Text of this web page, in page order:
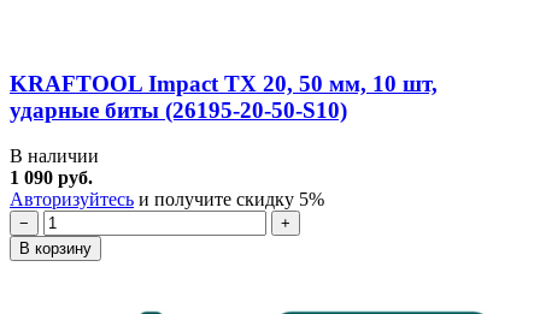
KRAFTOOL Impact TX 20, 50 мм, 10 шт,
ударные биты (26195-20-50-S10)
В наличии
1 090 руб.
Авторизуйтесь и получите скидку 5%
−
+
В корзину